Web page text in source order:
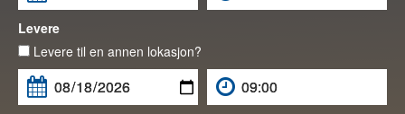
Levere
Levere til en annen lokasjon?